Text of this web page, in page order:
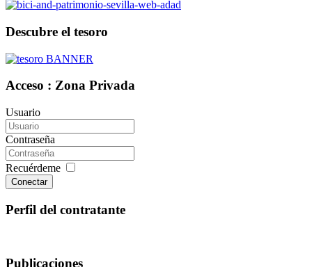
Descubre el tesoro
Acceso : Zona Privada
Usuario
Contraseña
Recuérdeme
Conectar
Perfil del contratante
Publicaciones